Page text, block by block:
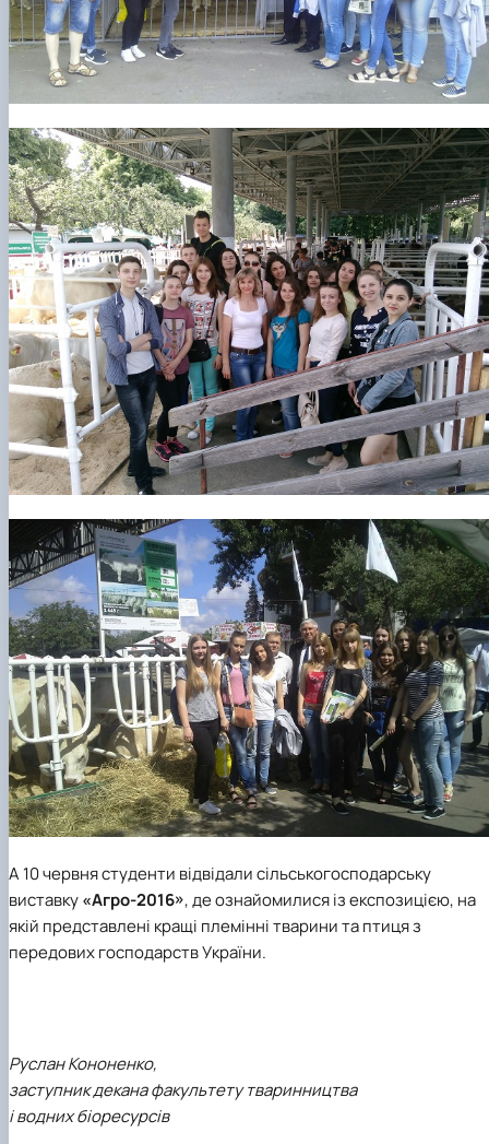
А 10 червня студенти відвідали сільськогосподарську
виставку«Агро-2016», де ознайомилися із експозицією, на
якій представлені кращі племінні тварини та птиця з
передових господарств України.
Руслан Кононенко,
заступник декана факультету тваринництва
і водних біоресурсів